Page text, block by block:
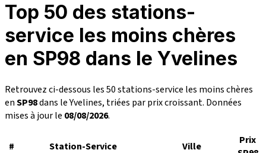
Top 50 des stations-
service les moins chères
en SP98 dans le Yvelines
Retrouvez ci-dessous les 50 stations-service les moins chères
enSP98dans le Yvelines, triées par prix croissant. Données
mises à jour le 08/08/2026.
# Station-Service Ville
Prix